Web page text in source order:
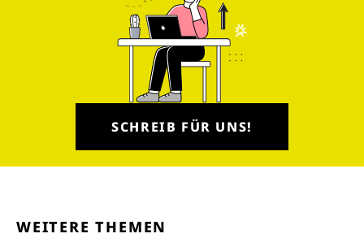
SCHREIB FÜR UNS!
WEITERE THEMEN